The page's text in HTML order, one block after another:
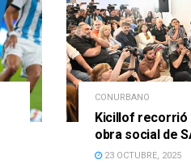
CONURBANO
Kicillof recorrió
obra social de
23 OCTUBRE, 2025